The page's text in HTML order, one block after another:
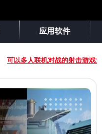
应用软件
可以多人联机对战的射击游戏